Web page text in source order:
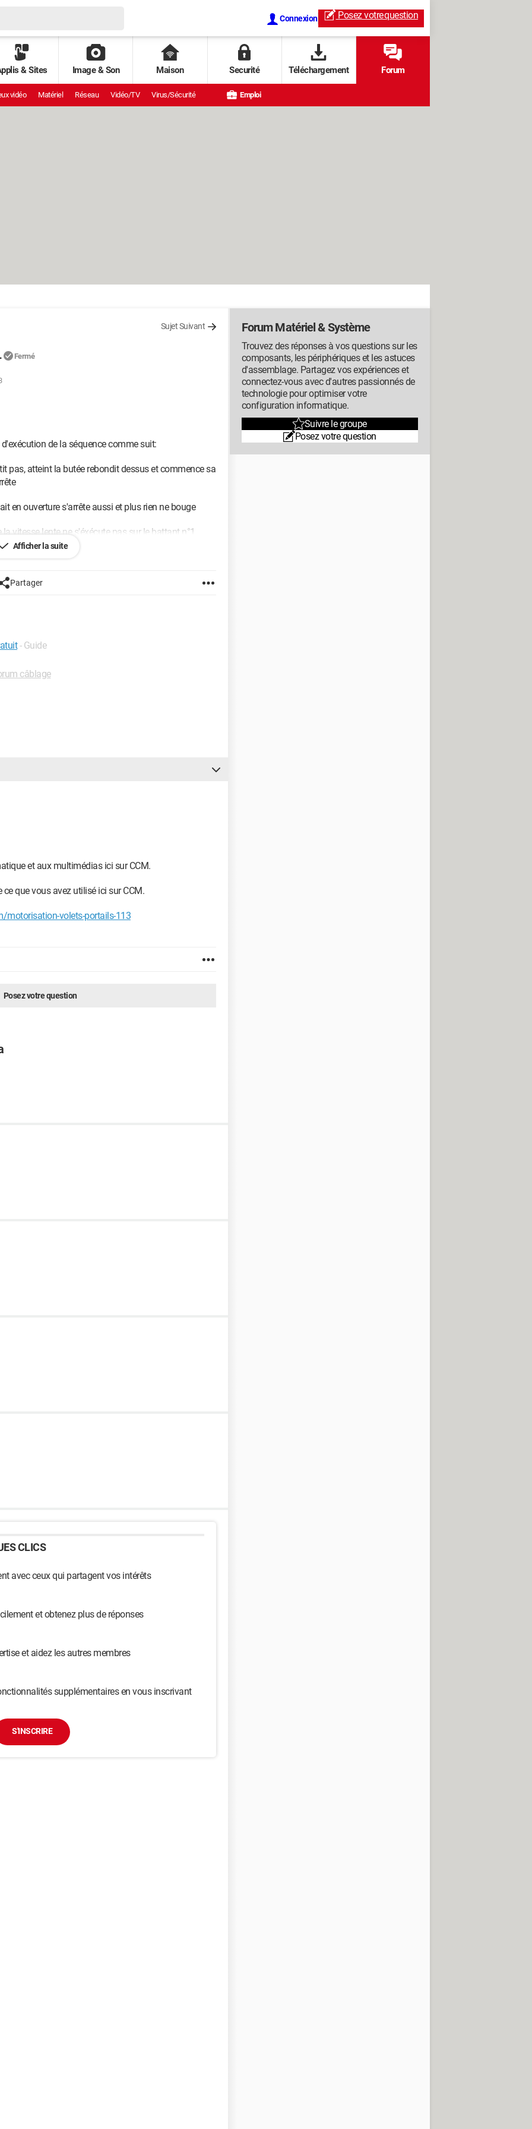
Connexion Posez votrequestion
& Sites Image & Son Maison Securité Téléchargement Forum
vidéo Matériel Réseau Vidéo/TV Virus/Sécurité Emploi
Sujet Suivant
Fermé
de la séquence comme suit:
pas, atteint la butée rebondit dessus et commence sa
en ouverture s'arrête aussi et plus rien ne bouge
vitesse lente ne s'éxécute pas sur le battant n°1
Afficher la suite
Partager
- Guide
câblage
et aux multimédias ici sur CCM.
que vous avez utilisé ici sur CCM.
volets-portails-113
Posez votre question
CLICS
avec ceux qui partagent vos intérêts
et obtenez plus de réponses
et aidez les autres membres
supplémentaires en vous inscrivant
S'INSCRIRE
Forum Matériel & Système
Trouvez des réponses à vos questions sur les
composants, les périphériques et les astuces
d'assemblage. Partagez vos expériences et
connectez-vous avec d'autres passionnés de
technologie pour optimiser votre
configuration informatique.
Suivre le groupe
Posez votre question